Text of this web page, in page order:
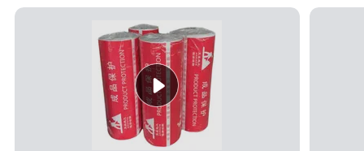
Type
Stretch-film
Gebruik
Verpakkingsfolie
Functie
Oplosbaar in water
Hardheid